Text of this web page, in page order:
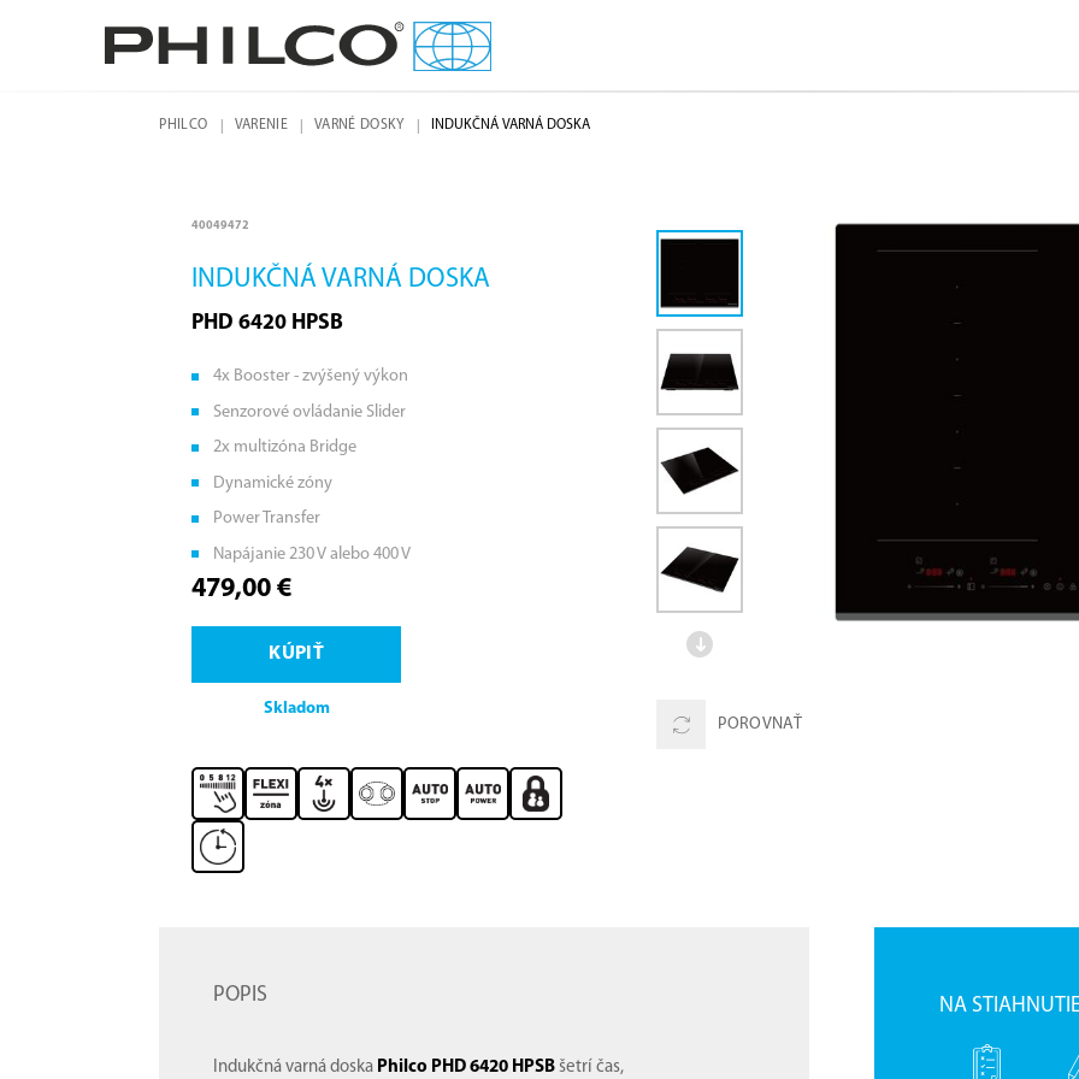
PHILCO VARENIE VARNÉ DOSKY INDUKČNÁ VARNÁ DOSKA
40049472
INDUKČNÁ VARNÁ DOSKA
PHD 6420 HPSB
4x Booster - zvýšený výkon
Senzorové ovládanie Slider
2x multizóna Bridge
Dynamické zóny
Power Transfer
Napájanie 230 V alebo 400 V
479,00 €
KÚPIŤ
Skladom
POROVNAŤ
POPIS
Indukčná varná doska Philco PHD 6420 HPSB šetrí čas,
NA